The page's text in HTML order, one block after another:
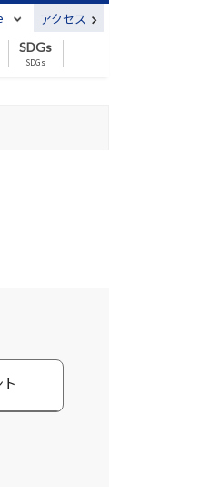
アクセス
SDGs
SDGs